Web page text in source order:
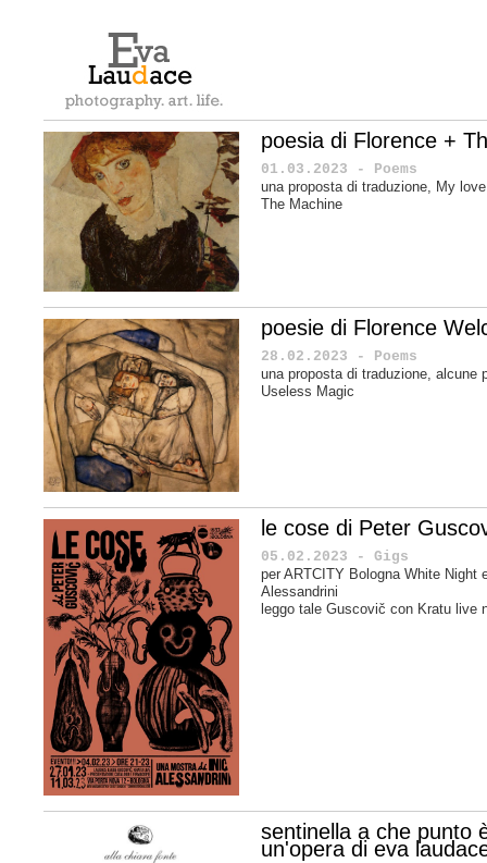
poesia di Florence +
01.03.2023 - Poems
una proposta di traduzione, My
The Machine
poesie di Florence
28.02.2023 - Poems
una proposta di traduzione, alcune
Useless Magic
le cose di Peter
05.02.2023 - Gigs
per ARTCITY Bologna White Night
Alessandrini
leggo tale Guscovič con Kratu live
sentinella a che punto
un'opera di eva